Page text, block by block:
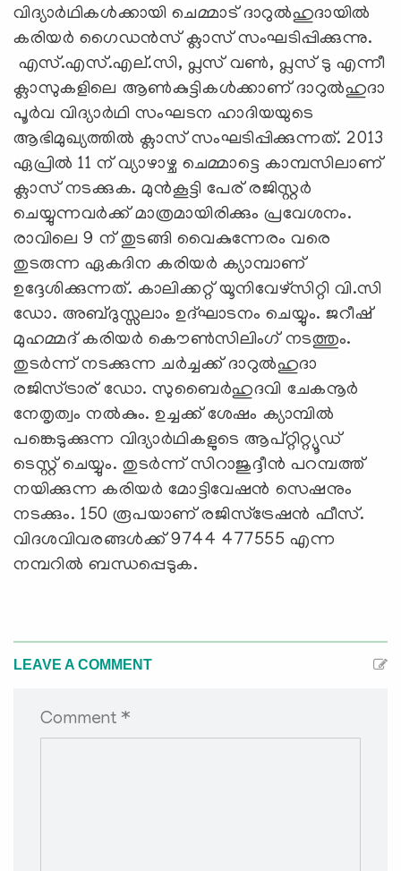
വിദ്യാര്‍ഥികള്‍ക്കായി ചെമ്മാട് ദാറുല്‍ഹുദായില്‍
കരിയര്‍ ഗൈഡന്‍സ് ക്ലാസ് സംഘടിപ്പിക്കുന്നു.
എസ്.എസ്.എല്.സി, പ്ലസ് വണ്‍, പ്ലസ് ടു എന്നീ
ക്ലാസുകളിലെ ആണ്‍കുട്ടികള്‍ക്കാണ് ദാറുല്‍ഹുദാ
പൂര്‍വ വിദ്യാര്‍ഥി സംഘടന ഹാദിയയുടെ
ആഭിമുഖ്യത്തില്‍ ക്ലാസ് സംഘടിപ്പിക്കുന്നത്. 2013
ഏപ്രില്‍ 11 ന് വ്യാഴാഴ്ച ചെമ്മാട്ടെ കാമ്പസിലാണ്
ക്ലാസ് നടക്കുക. മുന്‍കൂട്ടി പേര് രജിസ്റ്റര്‍
ചെയ്യുന്നവര്‍ക്ക് മാത്രമായിരിക്കും പ്രവേശനം.
രാവിലെ 9 ന് തുടങ്ങി വൈകുന്നേരം വരെ
തുടരുന്ന ഏകദിന കരിയര്‍ ക്യാമ്പാണ്
ഉദ്ദേശിക്കുന്നത്. കാലിക്കറ്റ് യൂനിവേഴ്സിറ്റി വി.സി
ഡോ. അബ്ദുസ്സലാം ഉദ്ഘാടനം ചെയ്യും. ജറീഷ്
മുഹമ്മദ് കരിയര്‍ കൌണ്‍സിലിംഗ് നടത്തും.
തുടര്‍ന്ന് നടക്കുന്ന ചര്‍ച്ചക്ക് ദാറുല്‍ഹുദാ
രജിസ്ട്രാര് ഡോ. സുബൈര്‍ഹുദവി ചേകനൂര്‍
നേതൃത്വം നല്‍കും. ഉച്ചക്ക് ശേഷം ക്യാമ്പില്‍
പങ്കെടുക്കുന്ന വിദ്യാര്‍ഥികളുടെ ആപ്റ്റിറ്റ്യൂഡ്
ടെസ്റ്റ് ചെയ്യും. തുടര്‍ന്ന് സിറാജുദ്ദീന്‍ പറമ്പത്ത്
നയിക്കുന്ന കരിയര്‍ മോട്ടിവേഷന്‍ സെഷനും
നടക്കും. 150 രൂപയാണ് രജിസ്ട്രേഷന്‍ ഫീസ്.
വിദശവിവരങ്ങള്‍ക്ക് 9744 477555 എന്ന
നമ്പറില്‍ ബന്ധപ്പെടുക.
LEAVE A COMMENT
Comment *